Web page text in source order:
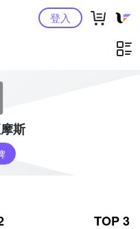
購物中心登入
斯
TOP 3